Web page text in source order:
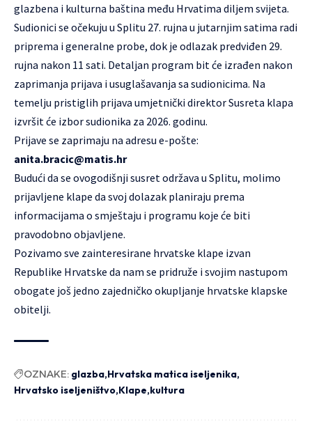
glazbena i kulturna baština među Hrvatima diljem svijeta.
Sudionici se očekuju u Splitu 27. rujna u jutarnjim satima radi
priprema i generalne probe, dok je odlazak predviđen 29.
rujna nakon 11 sati. Detaljan program bit će izrađen nakon
zaprimanja prijava i usuglašavanja sa sudionicima. Na
temelju pristiglih prijava umjetnički direktor Susreta klapa
izvršit će izbor sudionika za 2026. godinu.
Prijave se zaprimaju na adresu e-pošte:
anita.bracic@matis.hr
Budući da se ovogodišnji susret održava u Splitu, molimo
prijavljene klape da svoj dolazak planiraju prema
informacijama o smještaju i programu koje će biti
pravodobno objavljene.
Pozivamo sve zainteresirane hrvatske klape izvan
Republike Hrvatske da nam se pridruže i svojim nastupom
obogate još jedno zajedničko okupljanje hrvatske klapske
obitelji.
OZNAKE: glazba Hrvatska matica iseljenika
Hrvatsko iseljeništvo Klape kultura